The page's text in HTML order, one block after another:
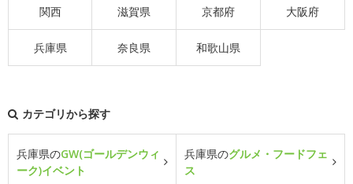
関西 滋賀県 京都府 大阪府
兵庫県 奈良県 和歌山県
カテゴリから探す
兵庫県のGW(ゴールデンウィ
ーク)イベント
兵庫県のグルメ・フードフェ
ス